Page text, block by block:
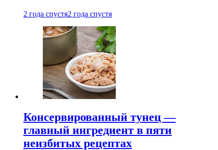
2 года спустя2 года спустя
Консервированный тунец —
главный ингредиент в пяти
неизбитых рецептах